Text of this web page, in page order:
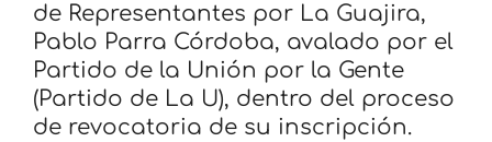
de Representantes por La Guajira,
Pablo Parra Córdoba, avalado por el
Partido de la Unión por la Gente
(Partido de La U), dentro del proceso
de revocatoria de su inscripción.